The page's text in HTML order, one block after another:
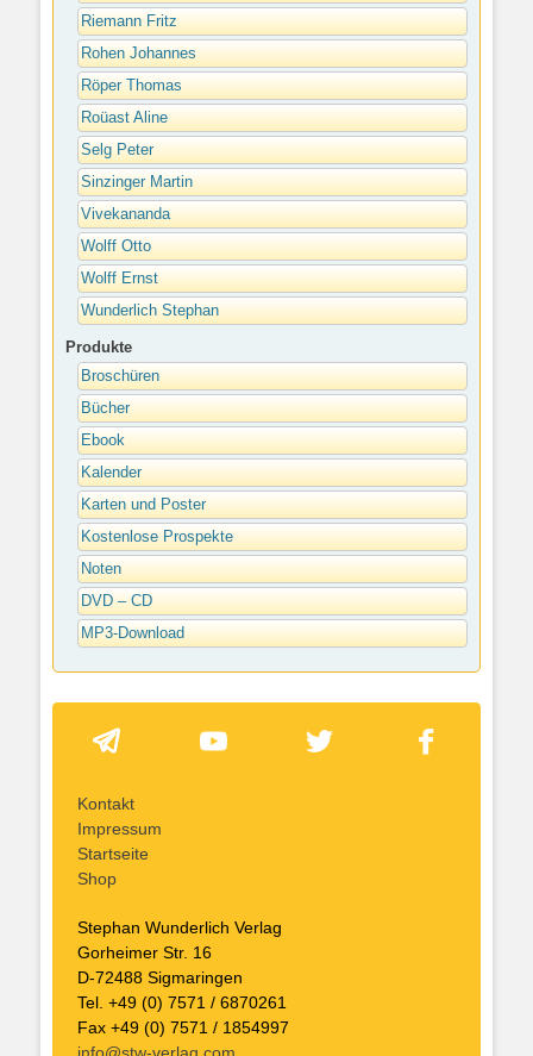
Riemann Fritz
Rohen Johannes
Röper Thomas
Roüast Aline
Selg Peter
Sinzinger Martin
Vivekananda
Wolff Otto
Wolff Ernst
Wunderlich Stephan
Produkte
Broschüren
Bücher
Ebook
Kalender
Karten und Poster
Kostenlose Prospekte
Noten
DVD – CD
MP3-Download
Kontakt
Impressum
Startseite
Shop
Stephan Wunderlich Verlag
Gorheimer Str. 16
D-72488 Sigmaringen
Tel. +49 (0) 7571 / 6870261
Fax +49 (0) 7571 / 1854997